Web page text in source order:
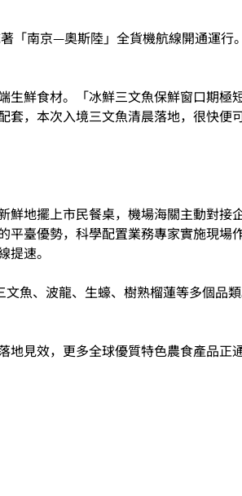
「南京—奧斯陸」全貨機航線開通運行
鮮食材。「冰鮮三文魚保鮮窗口期極
，本次入境三文魚清晨落地，很快便
地擺上市民餐桌，機場海關主動對接
臺優勢，科學配置業務專家實施現場
速。
魚、波龍、生蠔、樹熟榴蓮等多個品
見效，更多全球優質特色農食產品正